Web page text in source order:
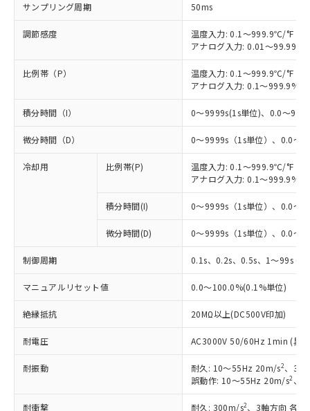
サンプリング周期 50ms
調節感度
温度入力: 0.1～999.9℃/°F（
アナログ入力: 0.01～
比例帯（P）
温度入力: 0.1～999.9℃/°F（
アナログ入力: 0.1～
積分時間（I） 0～9999s(1s単位)、0.0～
微分時間（D） 0～9999s（1s単位）、0.0～
冷却用 比例帯(P)
温度入力: 0.1～999.9℃/°F（
アナログ入力: 0.1～
積分時間(I) 0～9999s（1s単位）、0.0～
微分時間(D) 0～9999s（1s単位）、0.0～
制御周期 0.1s、0.2s、0.5s、1～99s (1s
マニュアルリセット値 0.0～100.0%(0.1%単位)
絶縁抵抗 20MΩ以上(DC500V印加)
耐電圧 AC3000V 50/60Hz 1min (異
耐振動 耐久: 10～55Hz 20m/s2、3軸
誤動作: 10～55Hz 20m/s2 、3
耐衝撃 耐久: 300m/s2、3軸方向 各3